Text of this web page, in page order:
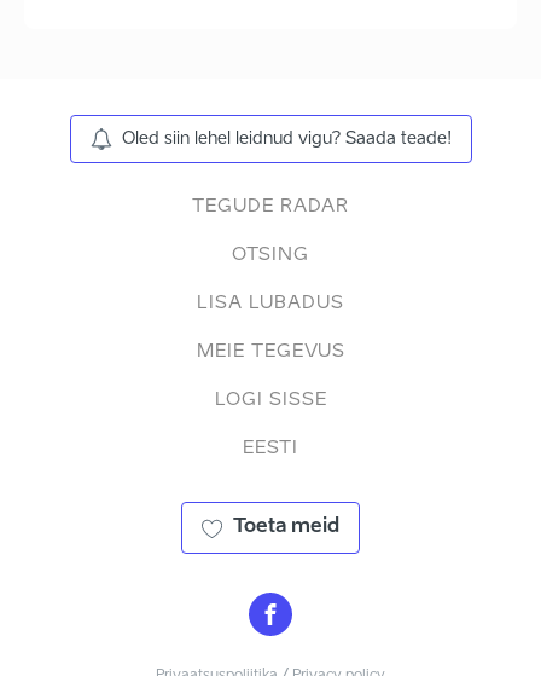
Oled siin lehel leidnud vigu? Saada teade!
TEGUDE RADAR
OTSING
LISA LUBADUS
MEIE TEGEVUS
LOGI SISSE
EESTI
Toeta meid